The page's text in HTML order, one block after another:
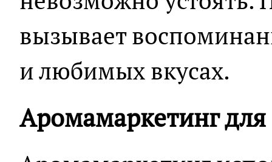
вызывает
и любимых вкусах.
Аромамаркетинг